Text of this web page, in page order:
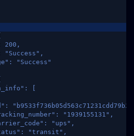
200,
"Success",
"Success"
[
"1939155131",
"ups",
"transit",